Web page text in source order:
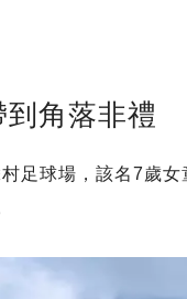
角落非禮
足球場，該名7歲